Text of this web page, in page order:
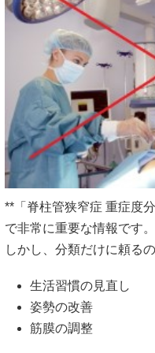
**「脊柱管狭窄症 重症度
で非常に重要な情報です。
しかし、分類だけに頼る
生活習慣の見直し
姿勢の改善
筋膜の調整